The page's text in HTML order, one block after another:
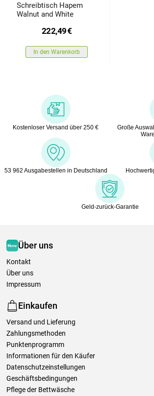
Schreibtisch Hapem
Walnut and White
222,49€
In den Warenkorb
Kostenloser Versand über 250 €
Große
53 962 Ausgabestellen in Deutschland
Geld-zurück-Garantie
Über uns
Kontakt
Über uns
Impressum
Einkaufen
Versand und Lieferung
Zahlungsmethoden
Punktenprogramm
Informationen für den Käufer
Datenschutzeinstellungen
Geschäftsbedingungen
Pflege der Bettwäsche